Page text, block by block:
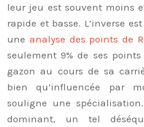
leur jeu est souvent moins
rapide et basse. L’inverse
une analyse des points de
seulement 9% de ses
gazon au cours de sa
bien qu’influencée par
souligne une
dominant, un tel